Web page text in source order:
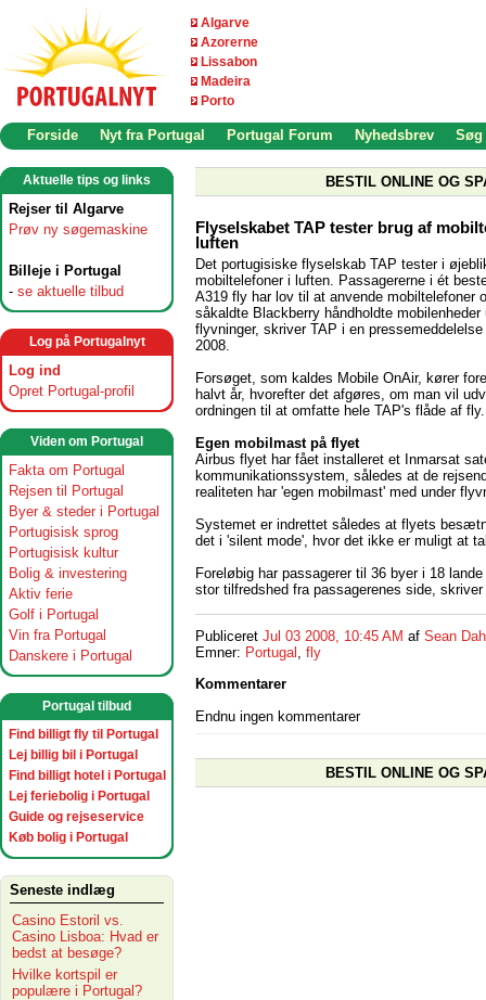
Algarve
Azorerne
Lissabon
Madeira
Porto
Forside Nyt fra Portugal Portugal Forum Nyhedsbrev Søg
Aktuelle tips og links
Rejser til Algarve
Prøv ny søgemaskine
Billeje i Portugal
- se aktuelle tilbud
Log på Portugalnyt
Log ind
Opret Portugal-profil
Viden om Portugal
Fakta om Portugal
Rejsen til Portugal
Byer & steder i Portugal
Portugisisk sprog
Portugisisk kultur
Bolig & investering
Aktiv ferie
Golf i Portugal
Vin fra Portugal
Danskere i Portugal
Portugal tilbud
Find billigt fly til Portugal
Lej billig bil i Portugal
Find billigt hotel i Portugal
Lej feriebolig i Portugal
Guide og rejseservice
Køb bolig i Portugal
Seneste indlæg
Casino Estoril vs.
Casino Lisboa: Hvad er
bedst at besøge?
Hvilke kortspil er
populære i Portugal?
BESTIL ONLINE OG
Flyselskabet TAP tester brug af
luften
Det portugisiske flyselskab TAP tester i
mobiltelefoner i luften. Passagererne i ét
A319 fly har lov til at anvende mobiltelefoner
såkaldte Blackberry håndholdte mobilenheder
flyvninger, skriver TAP i en
2008.
Forsøget, som kaldes Mobile OnAir, kører
halvt år, hvorefter det afgøres, om man vil
ordningen til at omfatte hele TAP's flåde af fly.
Egen mobilmast på flyet
Airbus flyet har fået installeret et Inmarsat
kommunikationssystem, således at de
realiteten har 'egen mobilmast' med under
Systemet er indrettet således at flyets
det i 'silent mode', hvor det ikke er muligt at
Foreløbig har passagerer til 36 byer i 18
stor tilfredshed fra passagerenes side,
Publiceret Jul 03 2008, 10:45 AM af Sean
Emner: Portugal , fly
Kommentarer
Endnu ingen kommentarer
BESTIL ONLINE OG